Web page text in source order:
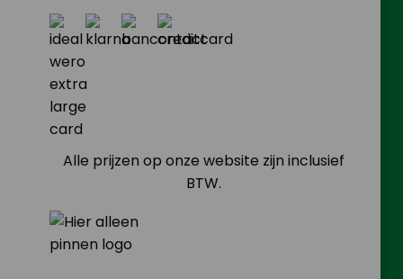
Alle prijzen op onze website zijn inclusief
BTW.